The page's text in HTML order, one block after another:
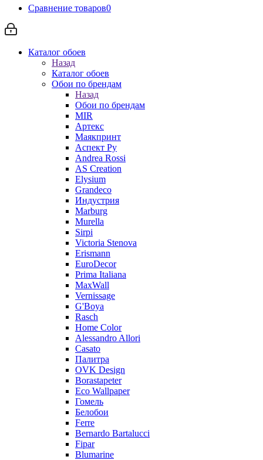
Сравнение товаров0
Каталог обоев
Назад
Каталог обоев
Обои по брендам
Назад
Обои по брендам
MIR
Артекс
Маякпринт
Аспект Ру
Andrea Rossi
AS Creation
Elysium
Grandeco
Индустрия
Marburg
Murella
Sirpi
Victoria Stenova
Erismann
EuroDecor
Prima Italiana
MaxWall
Vernissage
G'Boya
Rasch
Home Color
Alessandro Allori
Casato
Палитра
OVK Design
Borastapeter
Eco Wallpaper
Гомель
Белобои
Ferre
Bernardo Bartalucci
Fipar
Blumarine